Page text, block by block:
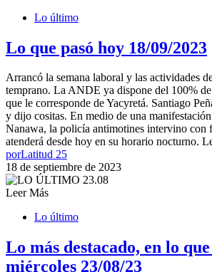
Lo último
Lo que pasó hoy 18/09/2023
Arrancó la semana laboral y las actividades
temprano. La ANDE ya dispone del 100%
que le corresponde de Yacyretá. Santiago
y dijo cositas. En medio de una
Nanawa, la policía antimotines intervino con
atenderá desde hoy en su horario nocturno.
porLatitud 25
18 de septiembre de 2023
Leer Más
Lo último
Lo más destacado, en lo
miércoles 23/08/23